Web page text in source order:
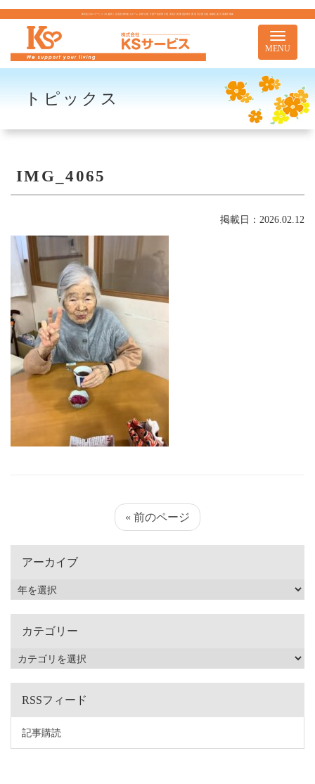
株式会社KSサービス｜札幌市｜住宅型有料老人ホーム 訪問介護 介護予防訪問介護 居宅介護 重度訪問介護 居宅介護支援 移動支援 児童通所事業
Toggle
MENU
トピックス
IMG_4065
掲載日：2026.02.12
« 前のページ
アーカイブ
カテゴリー
RSSフィード
記事購読